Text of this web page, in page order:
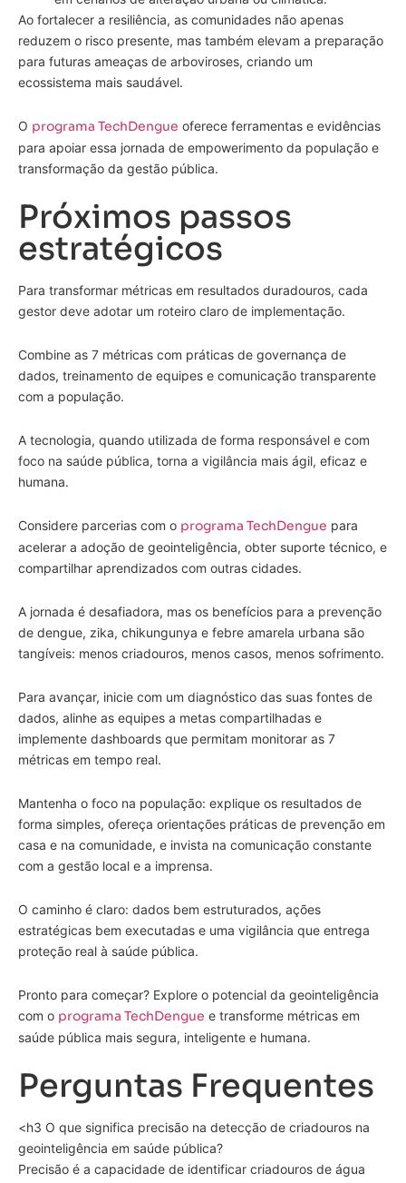
Ao fortalecer a resiliência, as comunidades não apenas
reduzem o risco presente, mas também elevam a preparação
para futuras ameaças de arboviroses, criando um
ecossistema mais saudável.
O programa TechDengue oferece ferramentas e evidências
para apoiar essa jornada de empowerimento da população e
transformação da gestão pública.
Próximos passos
estratégicos
Para transformar métricas em resultados duradouros, cada
gestor deve adotar um roteiro claro de implementação.
Combine as 7 métricas com práticas de governança de
dados, treinamento de equipes e comunicação transparente
com a população.
A tecnologia, quando utilizada de forma responsável e com
foco na saúde pública, torna a vigilância mais ágil, eficaz e
humana.
Considere parcerias com o programa TechDengue para
acelerar a adoção de geointeligência, obter suporte técnico, e
compartilhar aprendizados com outras cidades.
A jornada é desafiadora, mas os benefícios para a prevenção
de dengue, zika, chikungunya e febre amarela urbana são
tangíveis: menos criadouros, menos casos, menos sofrimento.
Para avançar, inicie com um diagnóstico das suas fontes de
dados, alinhe as equipes a metas compartilhadas e
implemente dashboards que permitam monitorar as 7
métricas em tempo real.
Mantenha o foco na população: explique os resultados de
forma simples, ofereça orientações práticas de prevenção em
casa e na comunidade, e invista na comunicação constante
com a gestão local e a imprensa.
O caminho é claro: dados bem estruturados, ações
estratégicas bem executadas e uma vigilância que entrega
proteção real à saúde pública.
Pronto para começar? Explore o potencial da geointeligência
com o programa TechDengue e transforme métricas em
saúde pública mais segura, inteligente e humana.
Perguntas Frequentes
<h3 O que significa precisão na detecção de criadouros na
geointeligência em saúde pública?
Precisão é a capacidade de identificar criadouros de água